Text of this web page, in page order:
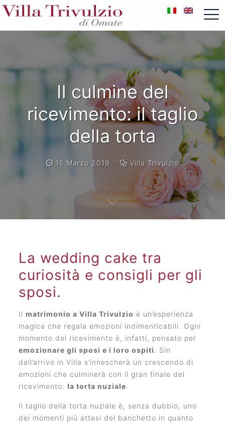
Il culmine del
ricevimento: il taglio
della torta
15 Marzo 2019 Villa Trivulzio
La wedding cake tra
curiosità e consigli per gli
sposi.
Il matrimonio a Villa Trivulzio è un’esperienza
magica che regala emozioni indimenticabili. Ogni
momento del ricevimento è, infatti, pensato per
emozionare gli sposi e i loro ospiti. Sin
dall’arrivo in Villa s’innescherà un crescendo di
emozioni che culminerà con il gran finale del
ricevimento: la torta nuziale.
Il taglio della torta nuziale è, senza dubbio, uno
dei momenti più attesi del banchetto in quanto